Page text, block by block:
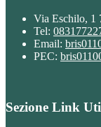
Via Eschilo, 1
Tel:
Email:
PEC:
Sezione Link